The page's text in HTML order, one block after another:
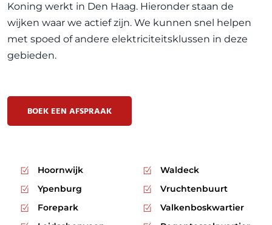
Koning werkt in Den Haag. Hieronder staan de
wijken waar we actief zijn. We kunnen snel helpen
met spoed of andere elektriciteitsklussen in deze
gebieden.
Hoornwijk
Ypenburg
Forepark
Waldeck
Vruchtenbuurt
Valkenboskwartier
BOEK EEN AFSPRAAK